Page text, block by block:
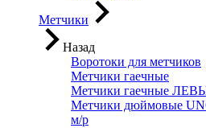
Метчики
Назад
Воротоки для метчиков
Метчики гаечные
Метчики гаечные
Метчики дюймовые
м/р